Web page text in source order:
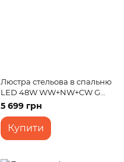
Люстра стельова в спальню
LED 48W WW+NW+CW G
(WBL-53C/3)
5 699 грн
Купити